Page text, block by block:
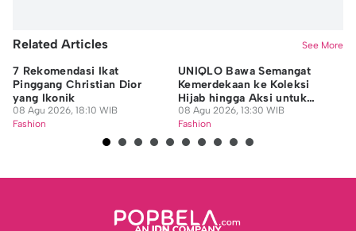
Related Articles See More
7 Rekomendasi Ikat
Pinggang Christian Dior
yang Ikonik
08 Agu 2026, 18:10 WIB
Fashion
UNIQLO Bawa Semangat
Kemerdekaan ke Koleksi
Hijab hingga Aksi untuk
Guru Honorer
08 Agu 2026, 13:30 WIB
Fashion